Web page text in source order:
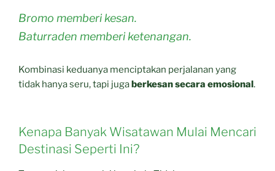
Bromo memberi kesan.
Baturraden memberi ketenangan.
Kombinasi keduanya menciptakan perjalanan yang
tidak hanya seru, tapi jugaberkesan secara emosional.
Kenapa Banyak Wisatawan Mulai Mencari
Destinasi Seperti Ini?